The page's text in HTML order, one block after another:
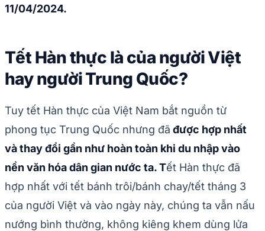
11/04/2024.
Tết Hàn thực là của người Việt
hay người Trung Quốc?
Tuy tết Hàn thực của Việt Nam bắt nguồn từ
phong tục Trung Quốc nhưng đã được hợp nhất
và thay đổi gần như hoàn toàn khi du nhập vào
nền văn hóa dân gian nước ta. Tết Hàn thực đã
hợp nhất với tết bánh trôi/bánh chay/tết tháng 3
của người Việt và vào ngày này, chúng ta vẫn nấu
nướng bình thường, không kiêng khem dùng lửa